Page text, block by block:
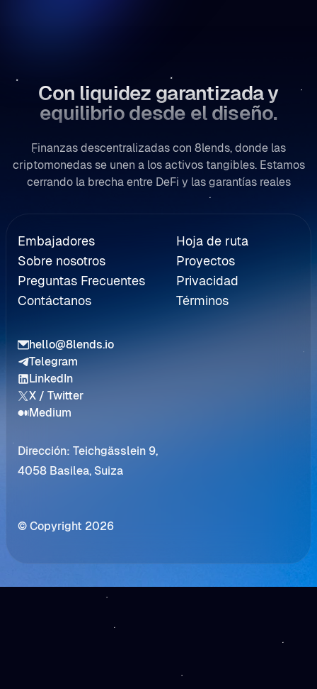
Con liquidez garantizada y
equilibrio desde el diseño.
Finanzas descentralizadas con 8lends, donde las
criptomonedas se unen a los activos tangibles. Estamos
cerrando la brecha entre DeFi y las garantías reales
Embajadores
Sobre nosotros
Preguntas Frecuentes
Contáctanos
Hoja de ruta
Proyectos
Privacidad
Términos
hello@8lends.io
Telegram
LinkedIn
X / Twitter
Medium
Dirección: Teichgässlein 9,
4058 Basilea, Suiza
© Copyright 2026